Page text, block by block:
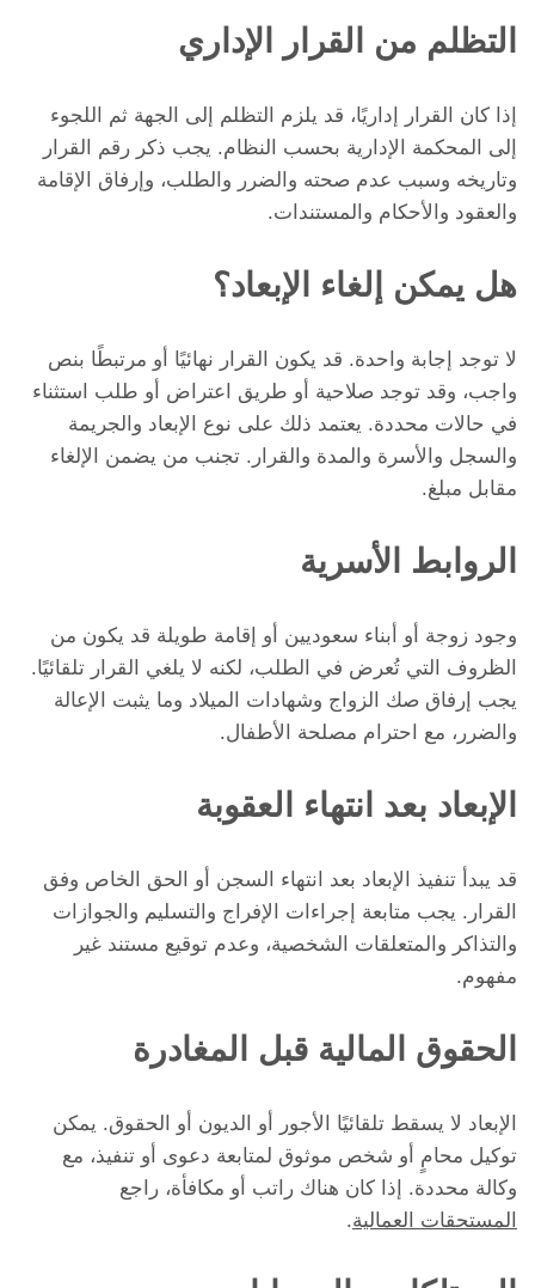
التظلم من القرار الإداري
إذا كان القرار إداريًا، قد يلزم التظلم إلى الجهة ثم اللجوء
إلى المحكمة الإدارية بحسب النظام. يجب ذكر رقم القرار
وتاريخه وسبب عدم صحته والضرر والطلب، وإرفاق الإقامة
والعقود والأحكام والمستندات.
هل يمكن إلغاء الإبعاد؟
لا توجد إجابة واحدة. قد يكون القرار نهائيًا أو مرتبطًا بنص
واجب، وقد توجد صلاحية أو طريق اعتراض أو طلب استثناء
في حالات محددة. يعتمد ذلك على نوع الإبعاد والجريمة
والسجل والأسرة والمدة والقرار. تجنب من يضمن الإلغاء
مقابل مبلغ.
الروابط الأسرية
وجود زوجة أو أبناء سعوديين أو إقامة طويلة قد يكون من
الظروف التي تُعرض في الطلب، لكنه لا يلغي القرار تلقائيًا.
يجب إرفاق صك الزواج وشهادات الميلاد وما يثبت الإعالة
والضرر، مع احترام مصلحة الأطفال.
الإبعاد بعد انتهاء العقوبة
قد يبدأ تنفيذ الإبعاد بعد انتهاء السجن أو الحق الخاص وفق
القرار. يجب متابعة إجراءات الإفراج والتسليم والجوازات
والتذاكر والمتعلقات الشخصية، وعدم توقيع مستند غير
مفهوم.
الحقوق المالية قبل المغادرة
الإبعاد لا يسقط تلقائيًا الأجور أو الديون أو الحقوق. يمكن
توكيل محامٍ أو شخص موثوق لمتابعة دعوى أو تنفيذ، مع
وكالة محددة. إذا كان هناك راتب أو مكافأة، راجع
المستحقات العمالية.